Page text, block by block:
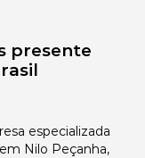
presente
especializada
Nilo Peçanha,